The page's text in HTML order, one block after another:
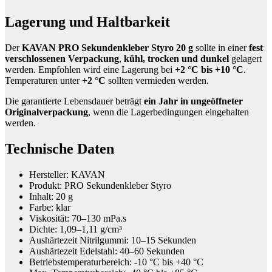
Lagerung und Haltbarkeit
DerKAVAN PRO Sekundenkleber Styro 20 g sollte in einerfest
verschlossenen Verpackung, kühl, trocken und dunkel gelagert
werden. Empfohlen wird eine Lagerung bei +2 °C bis +10 °C.
Temperaturen unter+2 °C sollten vermieden werden.
Die garantierte Lebensdauer beträgt ein Jahr in ungeöffneter
Originalverpackung, wenn die Lagerbedingungen eingehalten
werden.
Technische Daten
Hersteller: KAVAN
Produkt: PRO Sekundenkleber Styro
Inhalt: 20 g
Farbe: klar
Viskosität: 70–130 mPa.s
Dichte: 1,09–1,11 g/cm³
Aushärtezeit Nitrilgummi: 10–15 Sekunden
Aushärtezeit Edelstahl: 40–60 Sekunden
Betriebstemperaturbereich: -10 °C bis +40 °C